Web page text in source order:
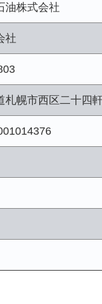
油株式会社
社
札幌市西区二十四